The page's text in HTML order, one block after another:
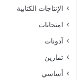
الإنتاجات الكتابية
امتحانات
آدونات
تمارين
أساسي